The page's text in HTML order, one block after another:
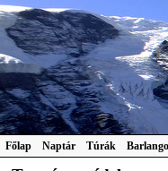
Főlap Naptár Túrák